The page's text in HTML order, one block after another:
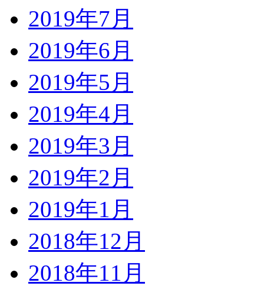
2019年7月
2019年6月
2019年5月
2019年4月
2019年3月
2019年2月
2019年1月
2018年12月
2018年11月